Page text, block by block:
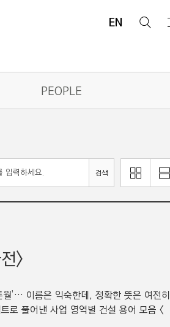
EN
검
PEOPLE
검색
이
미
지
리
스
트
>
월’… 이름은 익숙한데, 정확한 뜻은 여전히
로 풀어낸 사업 영역별 건설 용어 모음 <